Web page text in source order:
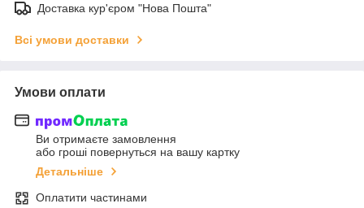
Доставка кур'єром "Нова Пошта"
Всі умови доставки
Умови оплати
Ви отримаєте замовлення
або гроші повернуться на вашу картку
Детальніше
Оплатити частинами